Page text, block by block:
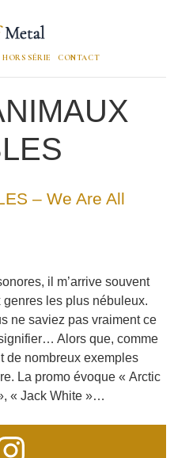
HORS SÉRIE CONTACT
– We Are All
il m’arrive souvent
les plus nébuleux.
ne saviez pas vraiment ce
Alors que, comme
de nombreux exemples
La promo évoque « Arctic
« Jack White »…